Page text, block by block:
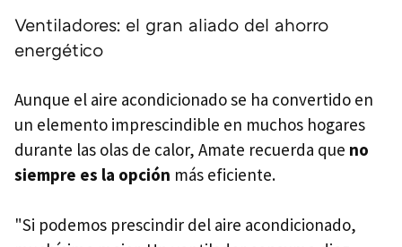
Ventiladores: el gran aliado del ahorro
energético
Aunque el aire acondicionado se ha convertido en
un elemento imprescindible en muchos hogares
durante las olas de calor, Amate recuerda que no
siempre es la opción más eficiente.
"Si podemos prescindir del aire acondicionado,